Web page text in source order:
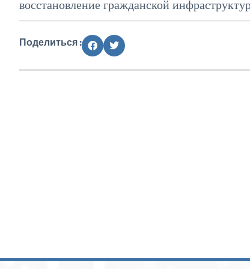
восстановление гражданской
Поделиться :